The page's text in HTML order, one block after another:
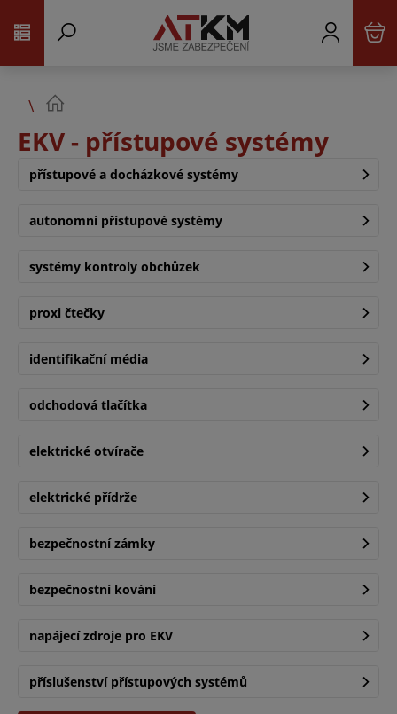
EKV - přístupové systémy
přístupové a docházkové systémy
autonomní přístupové systémy
systémy kontroly obchůzek
proxi čtečky
identifikační média
odchodová tlačítka
elektrické otvírače
elektrické přídrže
bezpečnostní zámky
bezpečnostní kování
napájecí zdroje pro EKV
příslušenství přístupových systémů